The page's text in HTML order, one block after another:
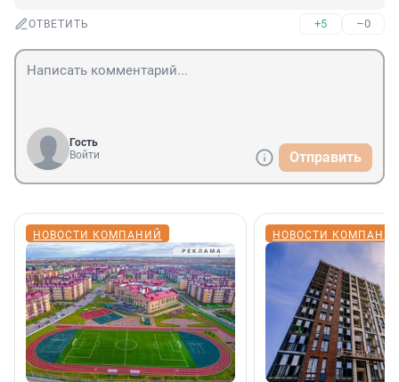
ОТВЕТИТЬ +5 –0
Гость
Войти
Отправить
НОВОСТИ КОМПАНИЙ НОВОСТИ